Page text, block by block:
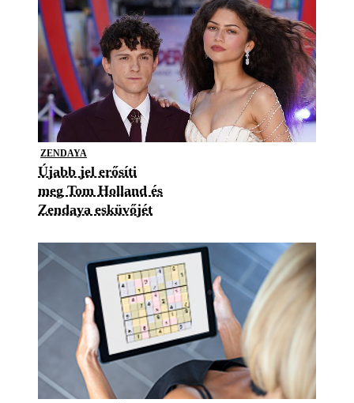
ZENDAYA
Újabb jel erősíti
meg Tom Holland és
Zendaya esküvőjét